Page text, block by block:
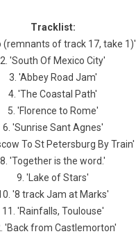
Tracklist:
(remnants of track 17, take 1)'
2. 'South Of Mexico City'
3. 'Abbey Road Jam'
4. 'The Coastal Path'
5. 'Florence to Rome'
6. 'Sunrise Sant Agnes'
To St Petersburg By Train'
8. 'Together is the word.'
9. 'Lake of Stars'
'8 track Jam at Marks'
11. 'Rainfalls, Toulouse'
'Back from Castlemorton'